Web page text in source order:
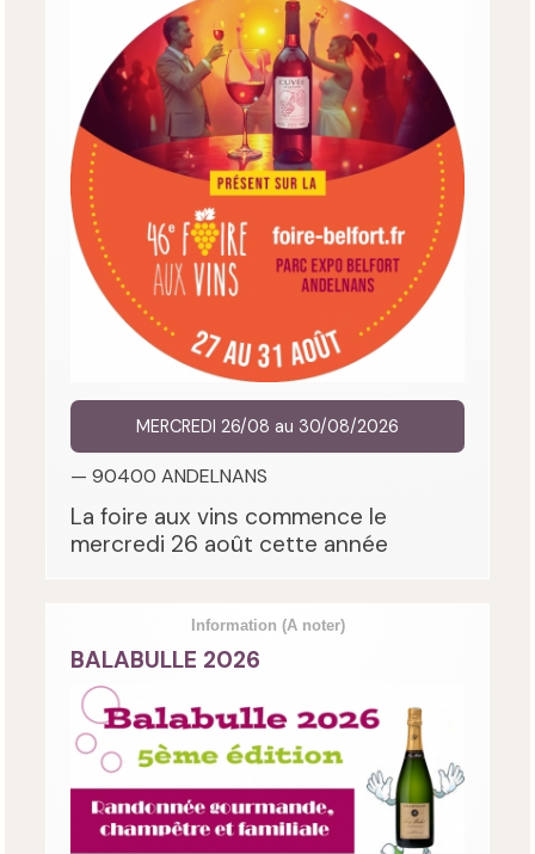
MERCREDI 26/08 au 30/08/2026
— 90400 ANDELNANS
La foire aux vins commence le
mercredi 26 août cette année
Information (A noter)
BALABULLE 2026